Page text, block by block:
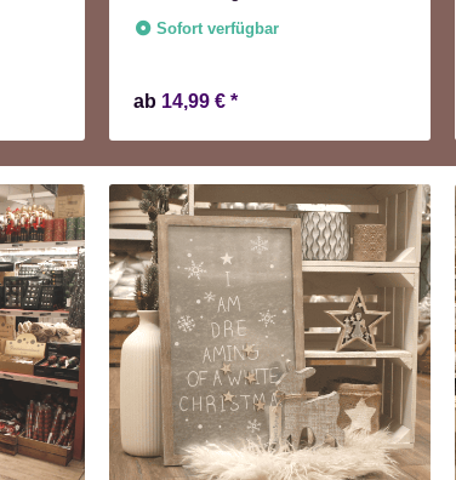
Sofort verfügbar
ab 14,99 € *